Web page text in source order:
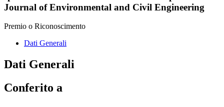
Journal of Environmental and Civil Engineering
Premio o Riconoscimento
Dati Generali
Dati Generali
Conferito a